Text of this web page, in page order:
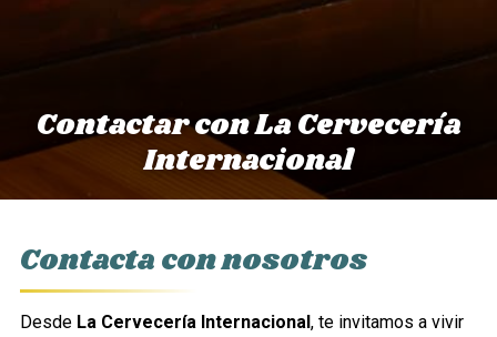
Contactar con La Cervecería
Internacional
Contacta con nosotros
Desde La Cervecería Internacional , te invitamos a vivir